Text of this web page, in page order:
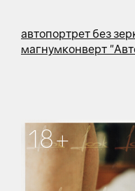
автопортрет без
магнумконверт
18+